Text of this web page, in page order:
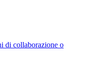
di collaborazione o